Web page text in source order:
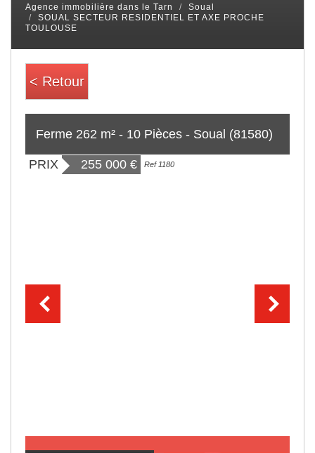
Agence immobilière dans le Tarn
Soual
SOUAL SECTEUR RESIDENTIEL ET AXE PROCHE
TOULOUSE
< Retour
Ferme 262 m² - 10 Pièces - Soual (81580)
PRIX 255 000 € Ref 1180